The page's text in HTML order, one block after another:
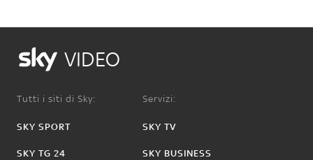
VIDEO
Tutti i siti di Sky:
SKY SPORT
SKY TG 24
Servizi:
SKY TV
SKY BUSINESS